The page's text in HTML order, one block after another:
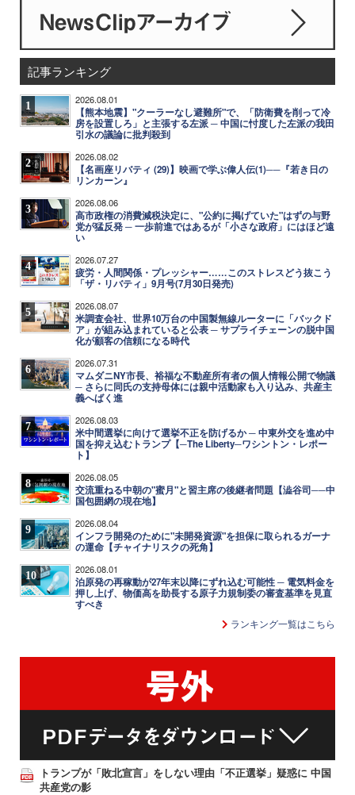
記事ランキング
1 2026.08.01
【熊本地震】"クーラーなし避難所"で、「防衛費を削って冷
房を設置しろ」と主張する左派 ─ 中国に忖度した左派の我田
引水の議論に批判殺到
2 2026.08.02
【名画座リバティ (29)】映画で学ぶ偉人伝(1)──『若き日の
リンカーン』
3 2026.08.06
高市政権の消費減税決定に、"公約に掲げていた"はずの与野
党が猛反発 ─ 一歩前進ではあるが「小さな政府」にはほど遠
い
4 2026.07.27
疲労・人間関係・プレッシャー……このストレスどう抜こう
「ザ・リバティ」9月号(7月30日発売)
5 2026.08.07
米調査会社、世界10万台の中国製無線ルーターに「バックド
ア」が組み込まれていると公表 ─ サプライチェーンの脱中国
化が顧客の信頼になる時代
6 2026.07.31
マムダニNY市長、裕福な不動産所有者の個人情報公開で物議
─ さらに同氏の支持母体には親中活動家も入り込み、共産主
義へばく進
7 2026.08.03
米中間選挙に向けて選挙不正を防げるか ─ 中東外交を進め中
国を抑え込むトランプ【─The Liberty─ワシントン・レポー
ト】
8 2026.08.05
交流重ねる中朝の"蜜月"と習主席の後継者問題【澁谷司──中
国包囲網の現在地】
9 2026.08.04
インフラ開発のために"未開発資源"を担保に取られるガーナ
の運命【チャイナリスクの死角】
10 2026.08.01
泊原発の再稼動が27年末以降にずれ込む可能性 ─ 電気料金を
押し上げ、物価高を助長する原子力規制委の審査基準を見直
すべき
ランキング一覧はこちら
トランプが「敗北宣言」をしない理由「不正選挙」疑惑に 中国
共産党の影